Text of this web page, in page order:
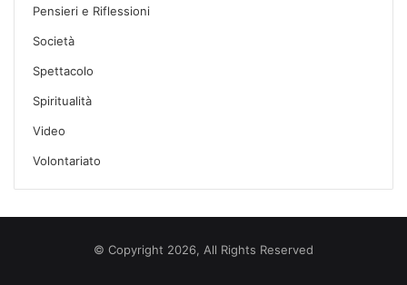
Pensieri e Riflessioni
Società
Spettacolo
Spiritualità
Video
Volontariato
© Copyright 2026, All Rights Reserved